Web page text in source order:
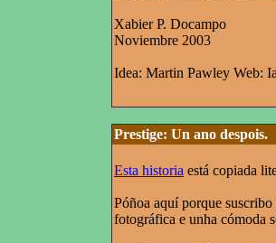
Xabier P. Docampo
Noviembre 2003
Idea: Martin Pawley Web:
Prestige: Un ano despois.
Esta historia está copiada
Póñoa aquí porque
fotográfica e unha cómoda